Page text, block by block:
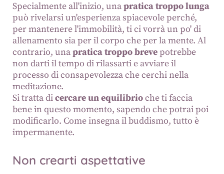
Specialmente all'inizio, unapratica troppo lunga
può rivelarsi un'esperienza spiacevole perché,
per mantenere l'immobilità, ti ci vorrà un po' di
allenamento sia per il corpo che per la mente. Al
contrario, unapratica troppo brevepotrebbe
non darti il tempo di rilassarti e avviare il
processo di consapevolezza che cerchi nella
meditazione.
Si tratta dicercare un equilibrioche ti faccia
bene in questo momento, sapendo che potrai poi
modificarlo. Come insegna il buddismo, tutto è
impermanente.
Non crearti aspettative